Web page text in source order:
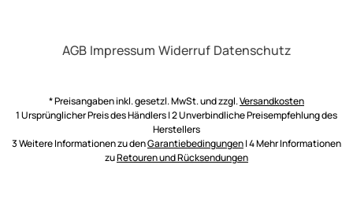
AGB Impressum Widerruf Datenschutz
* Preisangaben inkl. gesetzl. MwSt. und zzgl.Versandkosten
1 Ursprünglicher Preis des Händlers | 2 Unverbindliche Preisempfehlung des
Herstellers
3 Weitere Informationen zu denGarantiebedingungen| 4 Mehr Informationen
zuRetouren und Rücksendungen